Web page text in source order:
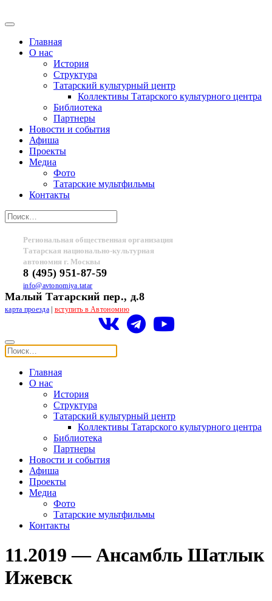
Главная
О нас
История
Структура
Татарский культурный центр
Коллективы Татарского культурного центра
Библиотека
Партнеры
Новости и события
Афиша
Проекты
Медиа
Фото
Татарские мультфильмы
Контакты
Региональная общественная организация
Татарская национально-культурная
автономия г. Москвы
8 (495) 951-87-59
info@avtonomiya.tatar
Малый Татарский пер., д.8
карта проезда| вступить в Автономию
Главная
О нас
История
Структура
Татарский культурный центр
Коллективы Татарского культурного центра
Библиотека
Партнеры
Новости и события
Афиша
Проекты
Медиа
Фото
Татарские мультфильмы
Контакты
11.2019 — Ансамбль Шатлык
Ижевск